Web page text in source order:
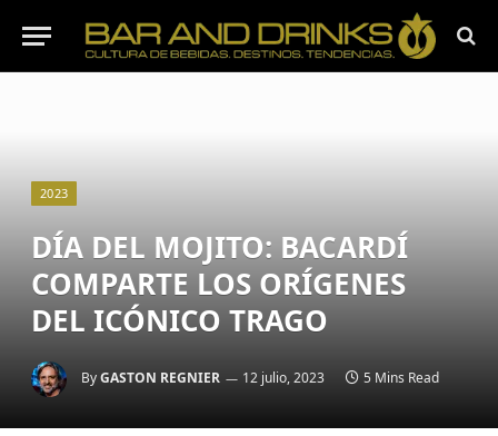
2023
DÍA DEL MOJITO: BACARDÍ
COMPARTE LOS ORÍGENES
DEL ICÓNICO TRAGO
ByGASTON REGNIER 12 julio, 2023 5 Mins Read